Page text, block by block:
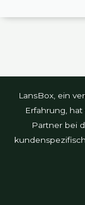
LansBox, ein
Erfahrung,
Partner bei